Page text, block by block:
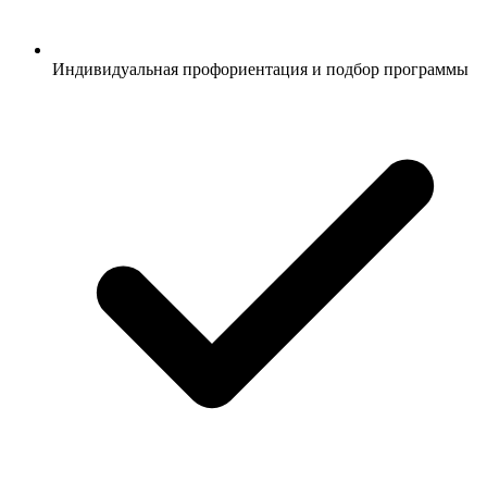
Индивидуальная профориентация и подбор программы